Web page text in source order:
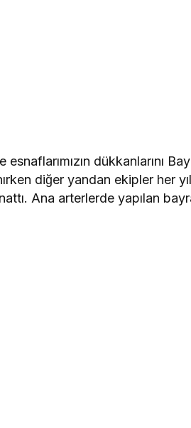
dükkanlarını
diğer yandan ekipler her
Ana arterlerde yapılan